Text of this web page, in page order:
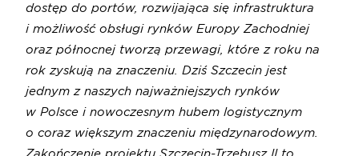
dostęp do portów, rozwijająca się infrastruktura
i możliwość obsługi rynków Europy Zachodniej
oraz północnej tworzą przewagi, które z roku na
rok zyskują na znaczeniu. Dziś Szczecin jest
jednym z naszych najważniejszych rynków
w Polsce i nowoczesnym hubem logistycznym
o coraz większym znaczeniu międzynarodowym.